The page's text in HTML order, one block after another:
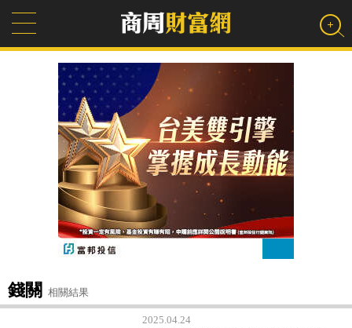
錢關 相關結果
2025.04.24